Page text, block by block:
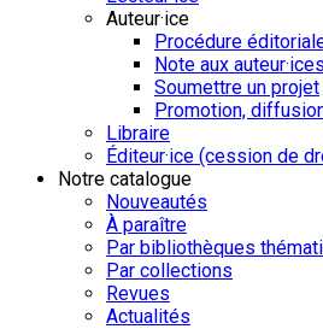
Auteur·ice
Procédure
Note aux auteur·ices
Soumettre un projet
Promotion,
Libraire
Éditeur·ice (cession de
Notre catalogue
Nouveautés
À paraître
Par bibliothèques
Par collections
Revues
Actualités